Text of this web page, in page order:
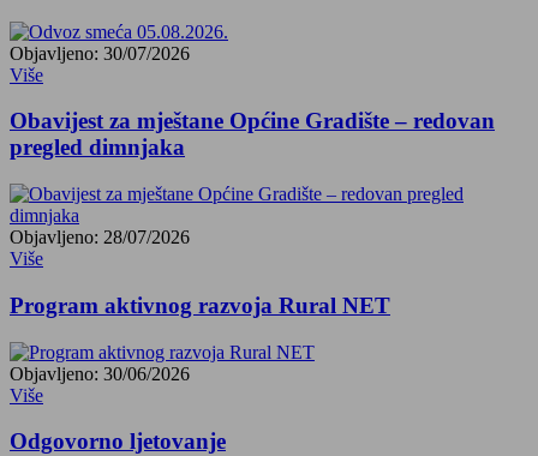
Objavljeno: 30/07/2026
Više
Obavijest za mještane Općine Gradište – redovan
pregled dimnjaka
Objavljeno: 28/07/2026
Više
Program aktivnog razvoja Rural NET
Objavljeno: 30/06/2026
Više
Odgovorno ljetovanje